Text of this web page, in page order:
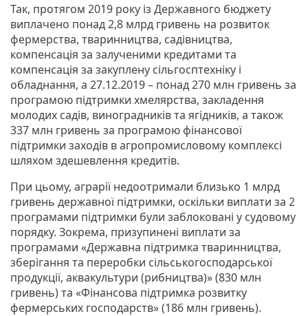
Так, протягом 2019 року із Державного бюджету
виплачено понад 2,8 млрд гривень на розвиток
фермерства, тваринництва, садівництва,
компенсація за залученими кредитами та
компенсація за закуплену сільгосптехніку і
обладнання, а 27.12.2019 – понад 270 млн гривень за
програмою підтримки хмелярства, закладення
молодих садів, виноградників та ягідників, а також
337 млн гривень за програмою фінансової
підтримки заходів в агропромисловому комплексі
шляхом здешевлення кредитів.
При цьому, аграрії недоотримали близько 1 млрд
гривень державної підтримки, оскільки виплати за 2
програмами підтримки були заблоковані у судовому
порядку. Зокрема, призупинені виплати за
програмами «Державна підтримка тваринництва,
зберігання та переробки сільськогосподарської
продукції, аквакультури (рибництва)» (830 млн
гривень) та «Фінансова підтримка розвитку
фермерських господарств» (186 млн гривень).